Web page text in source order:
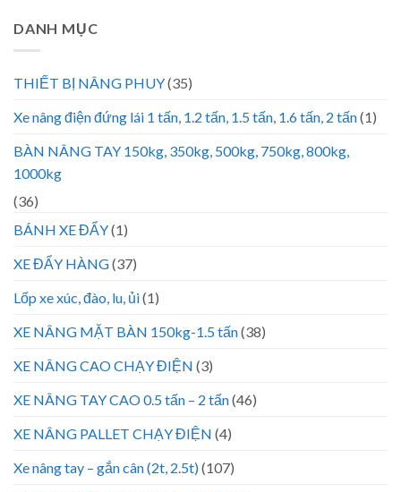
DANH MỤC
THIẾT BỊ NÂNG PHUY(35)
Xe nâng điện đứng lái 1 tấn, 1.2 tấn, 1.5 tấn, 1.6 tấn, 2 tấn(1)
BÀN NÂNG TAY 150kg, 350kg, 500kg, 750kg, 800kg,
1000kg
(36)
BÁNH XE ĐẨY(1)
XE ĐẨY HÀNG(37)
Lốp xe xúc, đào, lu, ủi(1)
XE NÂNG MẶT BÀN 150kg-1.5 tấn(38)
XE NÂNG CAO CHẠY ĐIỆN (3)
XE NÂNG TAY CAO 0.5 tấn – 2 tấn(46)
XE NÂNG PALLET CHẠY ĐIỆN (4)
Xe nâng tay – gắn cân (2t, 2.5t)(107)